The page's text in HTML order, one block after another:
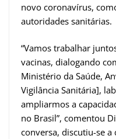
novo coronavírus,
autoridades sanitárias.
“Vamos trabalhar
vacinas, dialogando
Ministério da Saúde,
Vigilância Sanitária],
ampliarmos a
no Brasil”, comentou
conversa, discutiu-se